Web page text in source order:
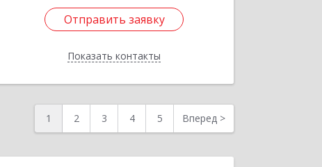
Отправить заявку
Показать контакты
Отправить заявку
Назад
1 2 3 4 5 Вперед >